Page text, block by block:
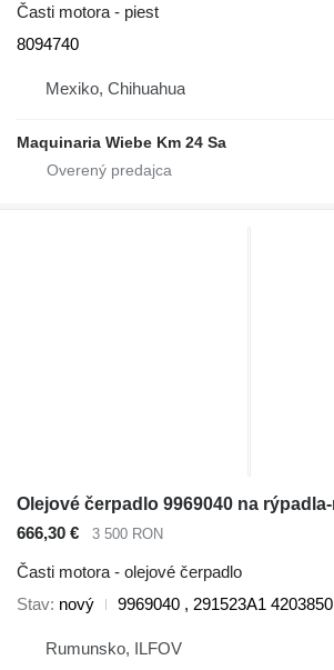
Časti motora - piest
8094740
Mexiko, Chihuahua
Maquinaria Wiebe Km 24 Sa
666,30 € 3 500 RON
Časti motora - olejové čerpadlo
Stav nový 9969040 , 291523A1 4203850
Rumunsko, ILFOV